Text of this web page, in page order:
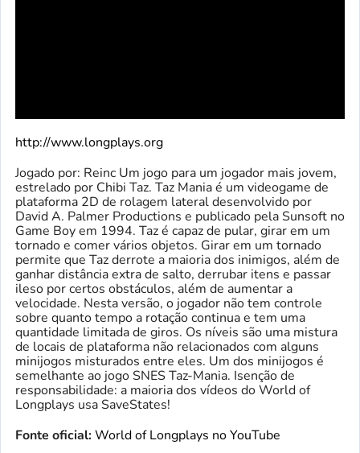
http://www.longplays.org
Jogado por: Reinc Um jogo para um jogador mais jovem,
estrelado por Chibi Taz. Taz Mania é um videogame de
plataforma 2D de rolagem lateral desenvolvido por
David A. Palmer Productions e publicado pela Sunsoft no
Game Boy em 1994. Taz é capaz de pular, girar em um
tornado e comer vários objetos. Girar em um tornado
permite que Taz derrote a maioria dos inimigos, além de
ganhar distância extra de salto, derrubar itens e passar
ileso por certos obstáculos, além de aumentar a
velocidade. Nesta versão, o jogador não tem controle
sobre quanto tempo a rotação continua e tem uma
quantidade limitada de giros. Os níveis são uma mistura
de locais de plataforma não relacionados com alguns
minijogos misturados entre eles. Um dos minijogos é
semelhante ao jogo SNES Taz-Mania. Isenção de
responsabilidade: a maioria dos vídeos do World of
Longplays usa SaveStates!
Fonte oficial:World of Longplays no YouTube